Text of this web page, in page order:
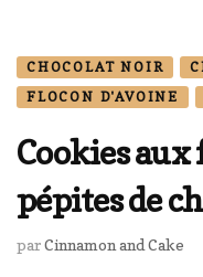
CHOCOLAT NOIR
FLOCON D'AVOINE
Cookies aux
pépites de
parCinnamon and Cake